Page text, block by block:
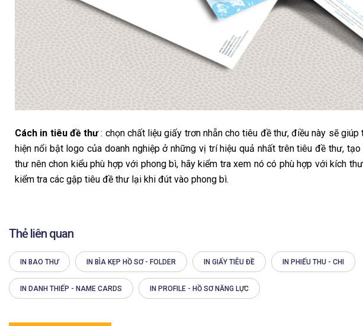
Cách in tiêu đề thư: chọn chất liệu giấy trơn nhẵn cho tiêu đề thư, điều này sẽ
hiện nổi bật logo của doanh nghiệp ở những vị trí hiệu quả nhất trên tiêu đề thư,
thư nên chon kiểu phù hợp với phong bì, hãy kiểm tra xem nó có phù hợp với kích
kiểm tra các gập tiêu đề thư lại khi đút vào phong bì.
Thẻ liên quan
IN BAO THƯ IN BÌA KẸP HỒ SƠ - FOLDER IN GIẤY TIÊU ĐỀ IN PHIẾU THU - CHI
IN DANH THIẾP - NAME CARDS IN PROFILE - HỒ SƠ NĂNG LỰC